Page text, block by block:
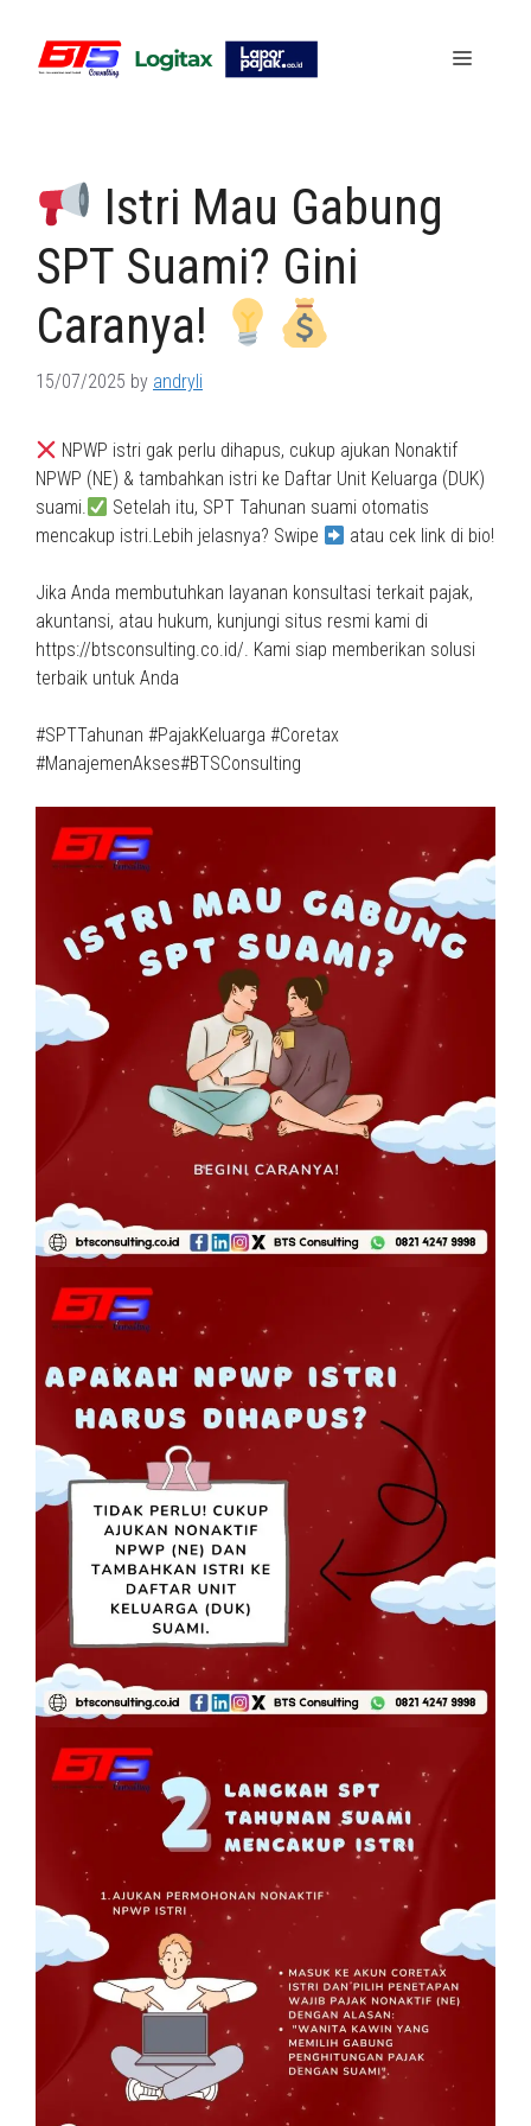
content
Menu
Istri Mau Gabung
SPT Suami? Gini
Caranya!
15/07/2025 by andryli
NPWP istri gak perlu dihapus, cukup ajukan Nonaktif
NPWP (NE) & tambahkan istri ke Daftar Unit Keluarga (DUK)
suami.
Setelah itu, SPT Tahunan suami otomatis
mencakup istri.Lebih jelasnya? Swipe
atau cek link di bio!
Jika Anda membutuhkan layanan konsultasi terkait pajak,
akuntansi, atau hukum, kunjungi situs resmi kami di
https://btsconsulting.co.id/. Kami siap memberikan solusi
terbaik untuk Anda
#SPTTahunan #PajakKeluarga #Coretax
#ManajemenAkses#BTSConsulting